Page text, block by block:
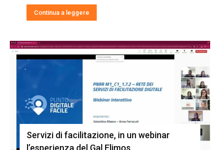
Continua a leggere
Servizi di facilitazione, in un webinar